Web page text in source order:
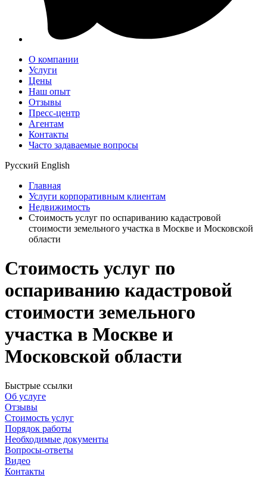
О компании
Услуги
Цены
Наш опыт
Отзывы
Пресс-центр
Агентам
Контакты
Часто задаваемые вопросы
Русский English
Главная
Услуги корпоративным клиентам
Недвижимость
Стоимость услуг по оспариванию кадастровой
стоимости земельного участка в Москве и Московской
области
Стоимость услуг по
оспариванию кадастровой
стоимости земельного
участка в Москве и
Московской области
Быстрые ссылки
Об услуге
Отзывы
Стоимость услуг
Порядок работы
Необходимые документы
Вопросы-ответы
Видео
Контакты